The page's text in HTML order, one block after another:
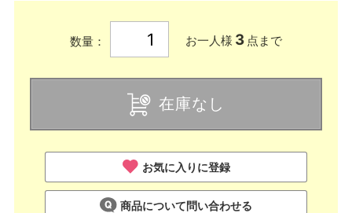
数量： お一人様 3 点まで
在庫なし
お気に入りに登録
商品について問い合わせる